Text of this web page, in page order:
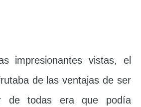
impresionantes vistas, el
de las ventajas de ser
de todas era que podía